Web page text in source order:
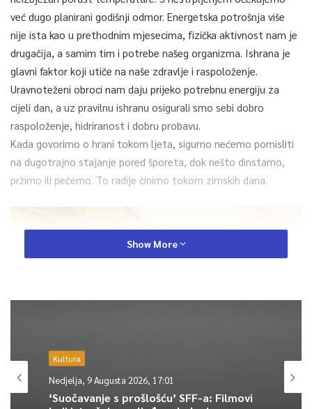
već dugo planirani godišnji odmor. Energetska potrošnja više
nije ista kao u prethodnim mjesecima, fizička aktivnost nam je
drugačija, a samim tim i potrebe našeg organizma. Ishrana je
glavni faktor koji utiče na naše zdravlje i raspoloženje.
Uravnoteženi obroci nam daju prijeko potrebnu energiju za
cijeli dan, a uz pravilnu ishranu osigurali smo sebi dobro
raspoloženje, hidriranost i dobru probavu.
Kada govorimo o hrani tokom ljeta, sigurno nećemo pomisliti
na dugotrajno stajanje pored šporeta, dok nešto dinstamo,
pržimo ili pečemo. To radije činimo tokom zimskih dana.
Show More
Kultura
Nedjelja, 9 Augusta 2026, 17:01
‘Suočavanje s prošlošću’ SFF-a: Filmovi